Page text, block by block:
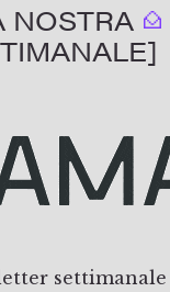
NOSTRA
settimanale